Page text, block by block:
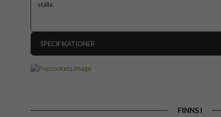
ställe.
SPECIFIKATIONER
Färg
FINNS I